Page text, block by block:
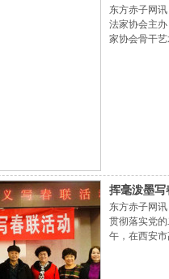
满成功
东方赤子网
法家协会主
家协会骨干
挥毫泼墨写
东方赤子网
贯彻落实党
午，在西安